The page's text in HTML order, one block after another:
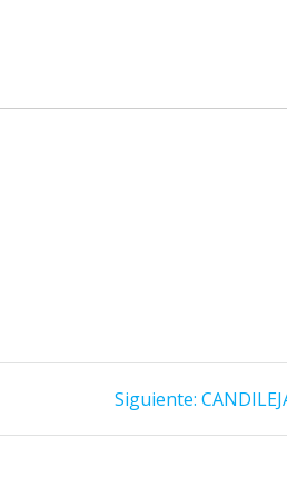
Siguiente: Siguiente